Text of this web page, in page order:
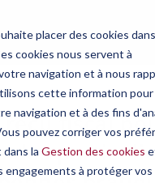
placer des cookies
cookies nous servent à
navigation et à nous
cette information pour
navigation et à des fins
pouvez corriger vos
la Gestion des cookies
engagements à protéger vos
reçu fiscal
des